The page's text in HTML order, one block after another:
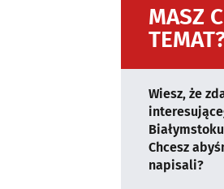
MASZ
Wiesz, że
Chcesz
napisali?